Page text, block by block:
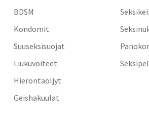
BDSM
Kondomit
Suuseksisuojat
Liukuvoiteet
Hierontaöljyt
Geishakuulat